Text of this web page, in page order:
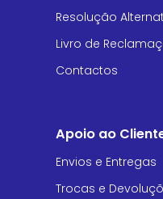
Resolução
Livro de
Contactos
Apoio ao
Envios e Entregas
Trocas e